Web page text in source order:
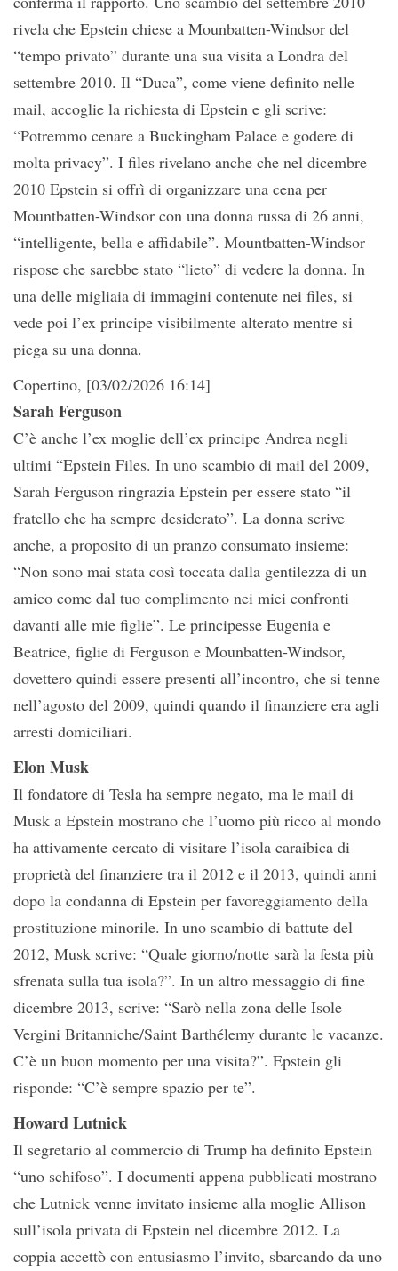
rivela che Epstein chiese a Mounbatten-Windsor del
“tempo privato” durante una sua visita a Londra del
settembre 2010. Il “Duca”, come viene definito nelle
mail, accoglie la richiesta di Epstein e gli scrive:
“Potremmo cenare a Buckingham Palace e godere di
molta privacy”. I files rivelano anche che nel dicembre
2010 Epstein si offrì di organizzare una cena per
Mountbatten-Windsor con una donna russa di 26 anni,
“intelligente, bella e affidabile”. Mountbatten-Windsor
rispose che sarebbe stato “lieto” di vedere la donna. In
una delle migliaia di immagini contenute nei files, si
vede poi l’ex principe visibilmente alterato mentre si
piega su una donna.
Copertino, [03/02/2026 16:14]
Sarah Ferguson
C’è anche l’ex moglie dell’ex principe Andrea negli
ultimi “Epstein Files. In uno scambio di mail del 2009,
Sarah Ferguson ringrazia Epstein per essere stato “il
fratello che ha sempre desiderato”. La donna scrive
anche, a proposito di un pranzo consumato insieme:
“Non sono mai stata così toccata dalla gentilezza di un
amico come dal tuo complimento nei miei confronti
davanti alle mie figlie”. Le principesse Eugenia e
Beatrice, figlie di Ferguson e Mounbatten-Windsor,
dovettero quindi essere presenti all’incontro, che si tenne
nell’agosto del 2009, quindi quando il finanziere era agli
arresti domiciliari.
Elon Musk
Il fondatore di Tesla ha sempre negato, ma le mail di
Musk a Epstein mostrano che l’uomo più ricco al mondo
ha attivamente cercato di visitare l’isola caraibica di
proprietà del finanziere tra il 2012 e il 2013, quindi anni
dopo la condanna di Epstein per favoreggiamento della
prostituzione minorile. In uno scambio di battute del
2012, Musk scrive: “Quale giorno/notte sarà la festa più
sfrenata sulla tua isola?”. In un altro messaggio di fine
dicembre 2013, scrive: “Sarò nella zona delle Isole
Vergini Britanniche/Saint Barthélemy durante le vacanze.
C’è un buon momento per una visita?”. Epstein gli
risponde: “C’è sempre spazio per te”.
Howard Lutnick
Il segretario al commercio di Trump ha definito Epstein
“uno schifoso”. I documenti appena pubblicati mostrano
che Lutnick venne invitato insieme alla moglie Allison
sull’isola privata di Epstein nel dicembre 2012. La
coppia accettò con entusiasmo l’invito, sbarcando da uno